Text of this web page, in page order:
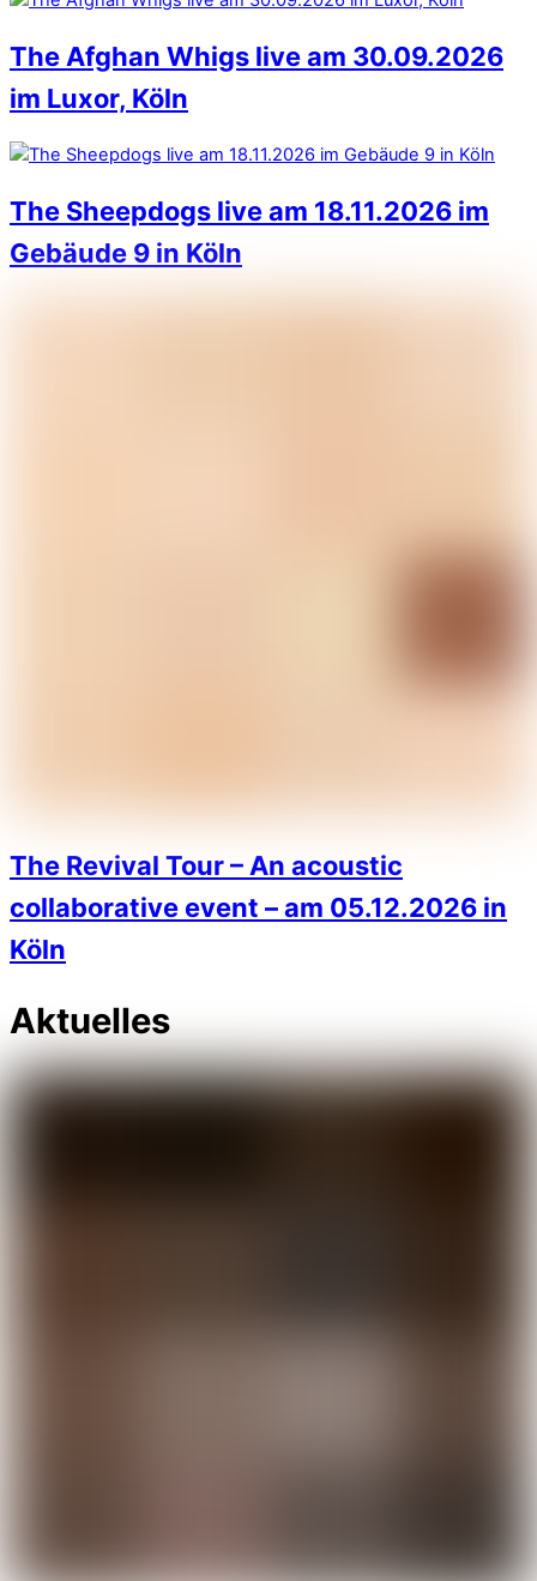
The Afghan Whigs live am 30.09.2026
im Luxor, Köln
The Sheepdogs live am 18.11.2026 im
Gebäude 9 in Köln
The Revival Tour – An acoustic
collaborative event – am 05.12.2026 in
Köln
Aktuelles